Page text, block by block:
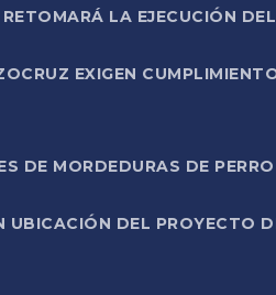
LA EJECUCIÓN
EXIGEN
DE MORDEDURAS DE
DEL PROYECTO